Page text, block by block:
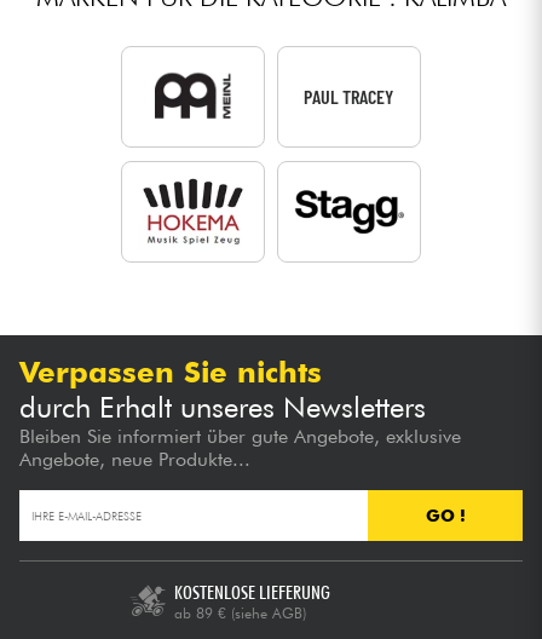
PAUL TRACEY
Verpassen Sie nichts
durch Erhalt unseres Newsletters
Bleiben Sie informiert über gute Angebote, exklusive
Angebote, neue Produkte...
GO !
KOSTENLOSE LIEFERUNG
ab 89 € (siehe AGB)